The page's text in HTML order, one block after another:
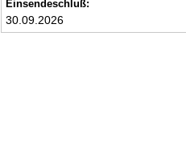
Einsendeschluß:
30.09.2026